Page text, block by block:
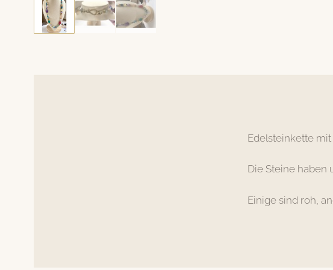
Edelsteinkette
Die Steine haben
Einige sind roh,